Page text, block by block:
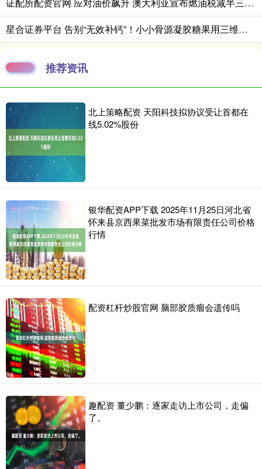
星合证券平台 告别“无效补钙”！小小骨源凝胶糖果用三维营养重新定义儿童身高增长
推荐资讯
北上策略配资 天阳科技拟协议受让首都在
线5.02%股份
银华配资APP下载 2025年11月25日河北省
怀来县京西果菜批发市场有限责任公司价格
行情
配资杠杆炒股官网 脑部胶质瘤会遗传吗
趣配资 董少鹏：逐家走访上市公司，走偏
了。